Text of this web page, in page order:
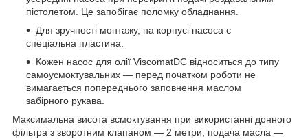
пістолетом. Це запобігає поломку обладнання.
Для зручності монтажу, на корпусі насоса є
спеціальна пластина.
Кожен насос для олії ViscomatDC відноситься до типу
самоусмоктувальних — перед початком роботи не
вимагається попереднього заповнення маслом
забірного рукава.
Максимальна висота всмоктування при використанні донного
фільтра з зворотним клапаном — 2 метри, подача масла —